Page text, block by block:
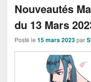
Nouveautés
du 13 Mars
Posté le 15 mars 2023par